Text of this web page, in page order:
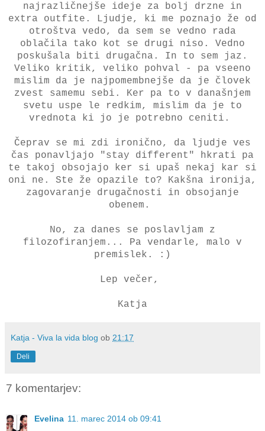
najrazličnejše ideje za bolj drzne in
extra outfite. Ljudje, ki me poznajo že od
otroštva vedo, da sem se vedno rada
oblačila tako kot se drugi niso. Vedno
poskušala biti drugačna. In to sem jaz.
Veliko kritik, veliko pohval - pa vseeno
mislim da je najpomembnejše da je človek
zvest samemu sebi. Ker pa to v današnjem
svetu uspe le redkim, mislim da je to
vrednota ki jo je potrebno ceniti.
Čeprav se mi zdi ironično, da ljudje ves
čas ponavljajo "stay different" hkrati pa
te takoj obsojajo ker si upaš nekaj kar si
oni ne. Ste že opazile to? Kakšna ironija,
zagovaranje drugačnosti in obsojanje
obenem.
No, za danes se poslavljam z
filozofiranjem... Pa vendarle, malo v
premislek. :)
Lep večer,
Katja
Katja - Viva la vida blog ob 21:17
Deli
7 komentarjev:
Evelina 11. marec 2014 ob 09:41